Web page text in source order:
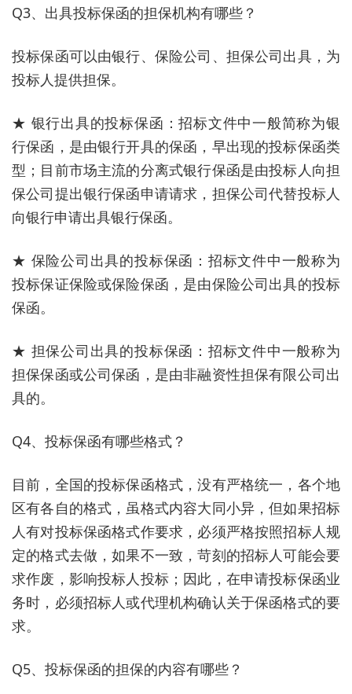
Q3、出具投标保函的担保机构有哪些？
投标保函可以由银行、保险公司、担保公司出具，为
投标人提供担保。
★ 银行出具的投标保函：招标文件中一般简称为银
行保函，是由银行开具的保函，早出现的投标保函类
型；目前市场主流的分离式银行保函是由投标人向担
保公司提出银行保函申请请求，担保公司代替投标人
向银行申请出具银行保函。
★ 保险公司出具的投标保函：招标文件中一般称为
投标保证保险或保险保函，是由保险公司出具的投标
保函。
★ 担保公司出具的投标保函：招标文件中一般称为
担保保函或公司保函，是由非融资性担保有限公司出
具的。
Q4、投标保函有哪些格式？
目前，全国的投标保函格式，没有严格统一，各个地
区有各自的格式，虽格式内容大同小异，但如果招标
人有对投标保函格式作要求，必须严格按照招标人规
定的格式去做，如果不一致，苛刻的招标人可能会要
求作废，影响投标人投标；因此，在申请投标保函业
务时，必须招标人或代理机构确认关于保函格式的要
求。
Q5、投标保函的担保的内容有哪些？